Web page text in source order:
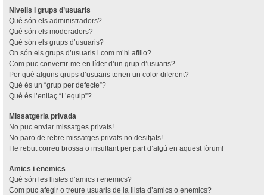
Nivells i grups d’usuaris
Què són els administradors?
Què són els moderadors?
Què són els grups d’usuaris?
On són els grups d’usuaris i com m’hi afilio?
Com puc convertir-me en líder d’un grup d’usuaris?
Per què alguns grups d’usuaris tenen un color diferent?
Què és un “grup per defecte”?
Què és l’enllaç “L’equip”?
Missatgeria privada
No puc enviar missatges privats!
No paro de rebre missatges privats no desitjats!
He rebut correu brossa o insultant per part d’algú en aquest fòrum!
Amics i enemics
Què són les llistes d’amics i enemics?
Com puc afegir o treure usuaris de la llista d’amics o enemics?